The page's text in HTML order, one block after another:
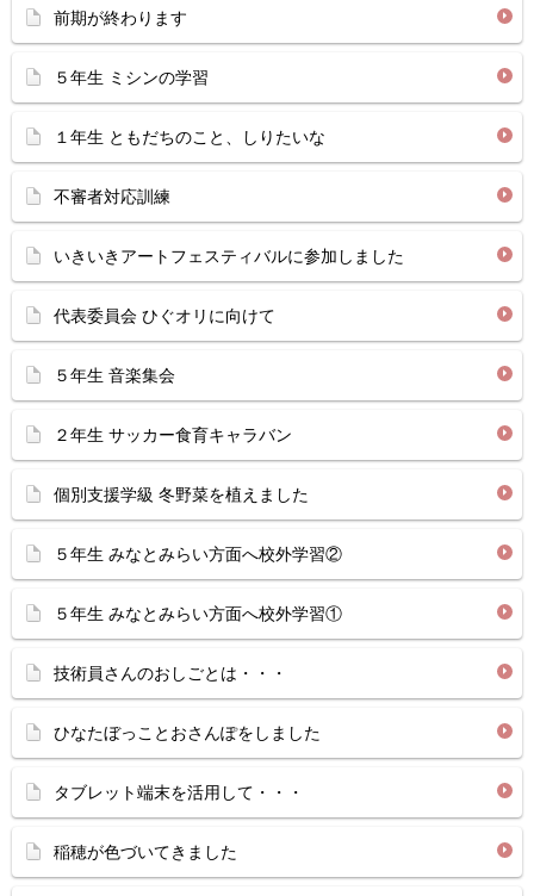
前期が終わります
５年生 ミシンの学習
１年生 ともだちのこと、しりたいな
不審者対応訓練
いきいきアートフェスティバルに参加しました
代表委員会 ひぐオリに向けて
５年生 音楽集会
２年生 サッカー食育キャラバン
個別支援学級 冬野菜を植えました
５年生 みなとみらい方面へ校外学習②
５年生 みなとみらい方面へ校外学習①
技術員さんのおしごとは・・・
ひなたぼっことおさんぽをしました
タブレット端末を活用して・・・
稲穂が色づいてきました